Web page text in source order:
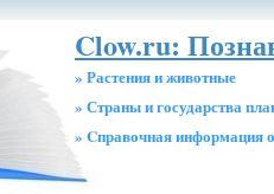
Clow.ru:
» Растения и животные
» Страны и государства
» Cправочная информация